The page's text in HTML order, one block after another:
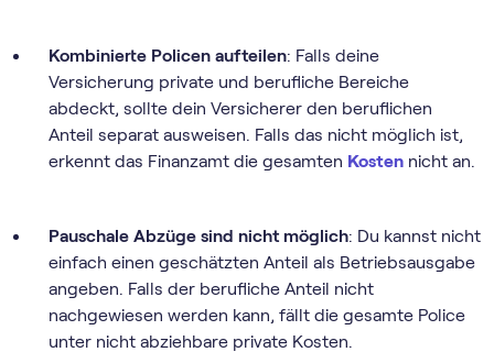
Kombinierte Policen aufteilen: Falls deine
Versicherung private und berufliche Bereiche
abdeckt, sollte dein Versicherer den beruflichen
Anteil separat ausweisen. Falls das nicht möglich ist,
erkennt das Finanzamt die gesamten Kosten nicht an.
Pauschale Abzüge sind nicht möglich: Du kannst nicht
einfach einen geschätzten Anteil als Betriebsausgabe
angeben. Falls der berufliche Anteil nicht
nachgewiesen werden kann, fällt die gesamte Police
unter nicht abziehbare private Kosten.